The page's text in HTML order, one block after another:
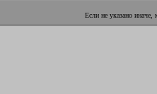
Если не указано иначе,